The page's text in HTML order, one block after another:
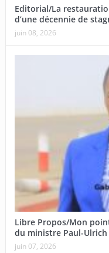
Editorial/La
d’une décennie de
juin 08, 2026
Libre Propos/Mon
du ministre Paul-Ulrich
juin 07, 2026